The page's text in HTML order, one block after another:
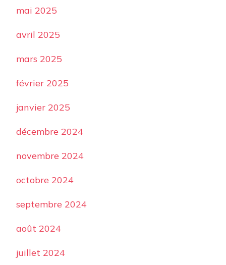
mai 2025
avril 2025
mars 2025
février 2025
janvier 2025
décembre 2024
novembre 2024
octobre 2024
septembre 2024
août 2024
juillet 2024